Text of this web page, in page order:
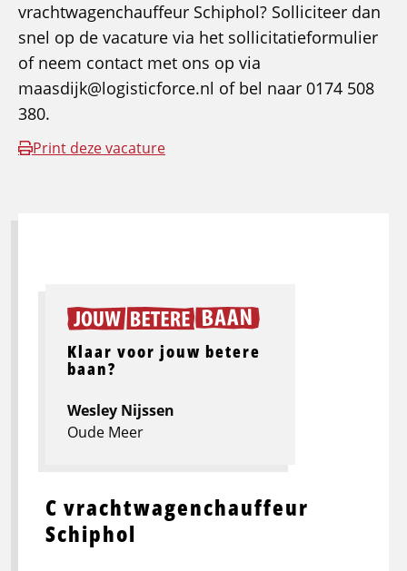
vrachtwagenchauffeur Schiphol? Solliciteer dan
snel op de vacature via het sollicitatieformulier
of neem contact met ons op via
maasdijk@logisticforce.nl of bel naar 0174 508
380.
Print deze vacature
C vrachtwagenchauffeur
Schiphol
Klaar voor jouw betere
baan?
Wesley Nijssen
Oude Meer